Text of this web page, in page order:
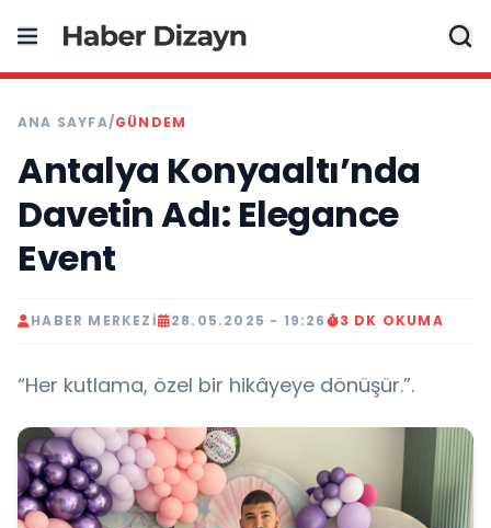
ANA SAYFA/GÜNDEM
Antalya Konyaaltı’nda
Davetin Adı: Elegance
Event
HABER MERKEZI 28.05.2025 - 19:26 3 DK OKUMA
“Her kutlama, özel bir hikâyeye dönüşür.”.